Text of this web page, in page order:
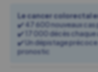
Le cancer colorectal
✔️ 47 600 nouveaux cas
✔️ 17 000 décès chaque
✔️ Un dépistage précoce
pronostic